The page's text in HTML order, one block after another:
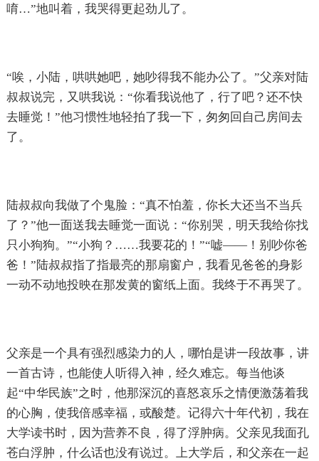
唷…”地叫着，我哭得更起劲儿了。
“唉，小陆，哄哄她吧，她吵得我不能办公了。”父亲对陆
叔叔说完，又哄我说：“你看我说他了，行了吧？还不快
去睡觉！”他习惯性地轻拍了我一下，匆匆回自己房间去
了。
陆叔叔向我做了个鬼脸：“真不怕羞，你长大还当不当兵
了？”他一面送我去睡觉一面说：“你别哭，明天我给你找
只小狗狗。”“小狗？……我要花的！”“嘘——！别吵你爸
爸！”陆叔叔指了指最亮的那扇窗户，我看见爸爸的身影
一动不动地投映在那发黄的窗纸上面。我终于不再哭了。
父亲是一个具有强烈感染力的人，哪怕是讲一段故事，讲
一首古诗，也能使人听得入神，经久难忘。每当他谈
起“中华民族”之时，他那深沉的喜怒哀乐之情便激荡着我
的心胸，使我倍感幸福，或酸楚。记得六十年代初，我在
大学读书时，因为营养不良，得了浮肿病。父亲见我面孔
苍白浮肿，什么话也没有说过。上大学后，和父亲在一起